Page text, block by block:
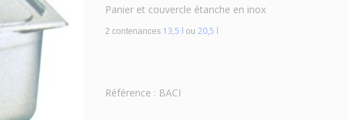
Panier et couvercle étanche en inox
2 contenances 13,5 l ou 20,5 l
Référence : BACI